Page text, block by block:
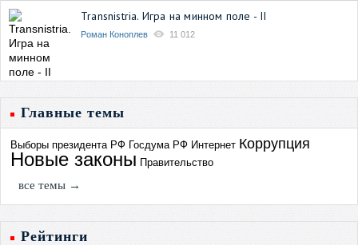
Transnistria. Игра на минном поле - II
Роман Коноплев 11 012
Главные темы
Выборы президента РФ Госдума РФ Интернет Коррупция
Новые законы Правительство
все темы →
Рейтинги